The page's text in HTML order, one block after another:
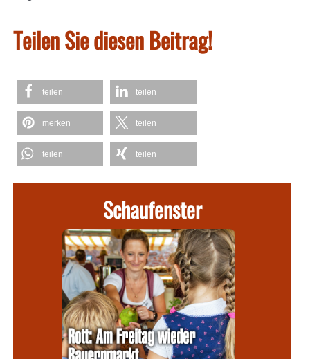
Teilen Sie diesen Beitrag!
teilen teilen
merken teilen
teilen teilen
Schaufenster